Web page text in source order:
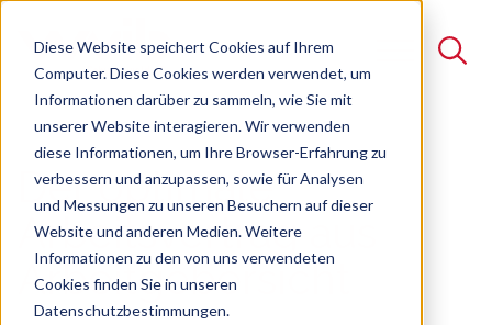
Diese Website speichert Cookies auf Ihrem
Computer. Diese Cookies werden verwendet, um
Informationen darüber zu sammeln, wie Sie mit
unserer Website interagieren. Wir verwenden
diese Informationen, um Ihre Browser-Erfahrung zu
verbessern und anzupassen, sowie für Analysen
und Messungen zu unseren Besuchern auf dieser
Website und anderen Medien. Weitere
Informationen zu den von uns verwendeten
Cookies finden Sie in unseren
Datenschutzbestimmungen.
Suche
Es gibt keine Vorschläge, da das Suchfeld leer ist.
Der optimale
Arbeitsvertrag aus
Arbeitgebersicht